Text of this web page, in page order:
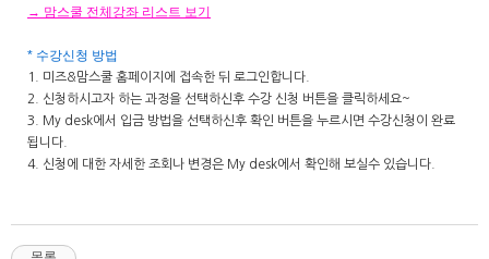
→ 맘스쿨 전체강좌 리스트 보기
* 수강신청 방법
1. 미즈&맘스쿨 홈페이지에 접속한 뒤 로그인합니다.
2. 신청하시고자 하는 과정을 선택하신후 수강 신청 버튼을 클릭하세요~
3. My desk에서 입금 방법을 선택하신후 확인 버튼을 누르시면 수강신청이 완료
됩니다.
4. 신청에 대한 자세한 조회나 변경은 My desk에서 확인해 보실수 있습니다.